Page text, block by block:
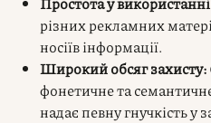
різних рекламних
носіїв інформації.
Широкий обсяг захисту:
фонетичне та
надає певну гнучкість у